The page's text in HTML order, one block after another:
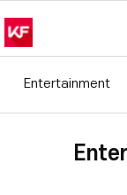
Entertainment